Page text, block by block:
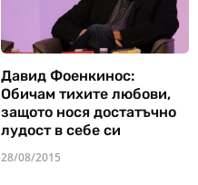
Давид Фоенкинос:
Обичам тихите любови,
защото нося достатъчно
лудост в себе си
28/08/2015